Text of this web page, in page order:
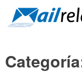
contenido